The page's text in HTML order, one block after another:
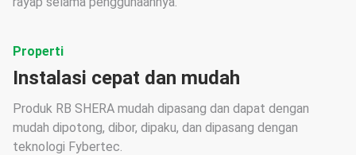
Properti
Instalasi cepat dan mudah
Produk RB SHERA mudah dipasang dan dapat dengan
mudah dipotong, dibor, dipaku, dan dipasang dengan
teknologi Fybertec.